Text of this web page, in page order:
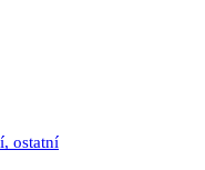
ostatní